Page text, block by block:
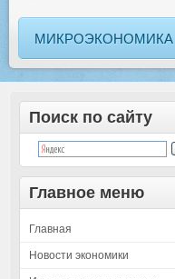
МИКРОЭКОНОМИКА
Поиск по сайту
Главное меню
Главная
Новости экономики